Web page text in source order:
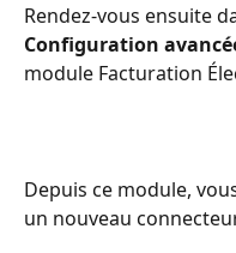
Rendez-vous ensuite
Configuration
module Facturation
Depuis ce module,
un nouveau